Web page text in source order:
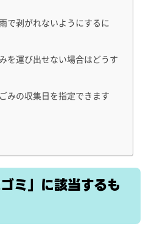
で剥がれないようにするに
を運び出せない場合はどうす
みの収集日を指定できます
ミ」に該当するも